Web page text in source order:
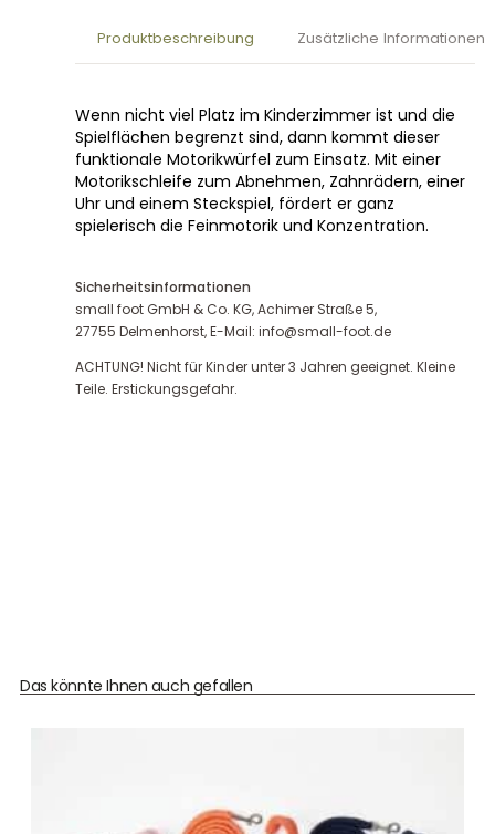
Produktbeschreibung Zusätzliche Informationen
Wenn nicht viel Platz im Kinderzimmer ist und die
Spielflächen begrenzt sind, dann kommt dieser
funktionale Motorikwürfel zum Einsatz. Mit einer
Motorikschleife zum Abnehmen, Zahnrädern, einer
Uhr und einem Steckspiel, fördert er ganz
spielerisch die Feinmotorik und Konzentration.
Sicherheitsinformationen
small foot GmbH & Co. KG, Achimer Straße 5,
27755 Delmenhorst, E-Mail: info@small-foot.de
ACHTUNG! Nicht für Kinder unter 3 Jahren geeignet. Kleine
Teile. Erstickungsgefahr.
Das könnte Ihnen auch gefallen